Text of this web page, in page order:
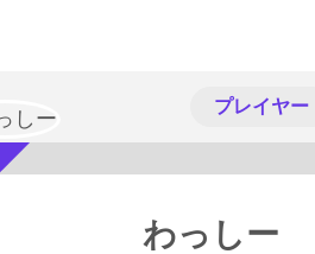
プレイヤー
わっしー